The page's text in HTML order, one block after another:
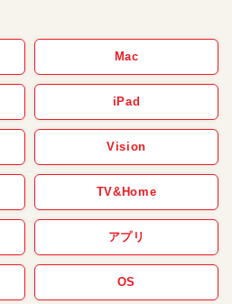
Mac
iPad
Vision
TV&Home
アプリ
OS